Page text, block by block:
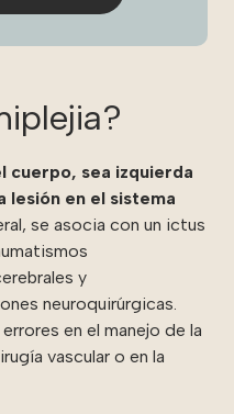
cuerpo, sea izquierda
lesión en el sistema
se asocia con un ictus
y
neuroquirúrgicas.
en el manejo de la
vascular o en la